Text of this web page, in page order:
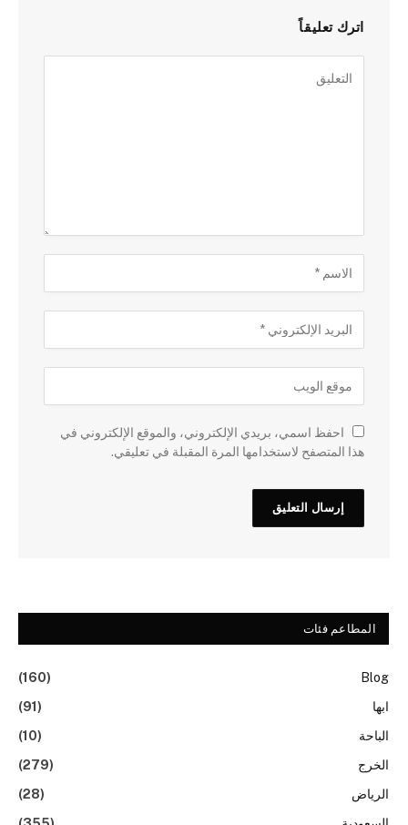
اترك تعليقاً
احفظ اسمي، بريدي الإلكتروني، والموقع الإلكتروني في
هذا المتصفح لاستخدامها المرة المقبلة في تعليقي.
المطاعم فئات
Blog
(160)
ابها
(91)
الباحة
(10)
الخرج
(279)
الرياض
(28)